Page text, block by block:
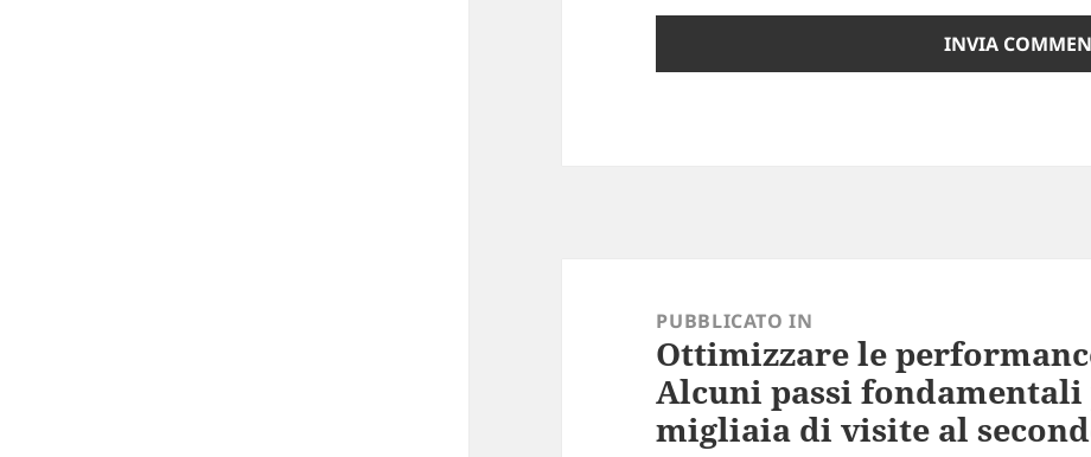
PUBBLICATO IN
Ottimizzare le
Alcuni passi
migliaia di visite al